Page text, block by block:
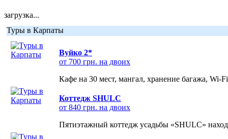
загрузка...
Туры в Карпаты
Вуйко 2*
от 700 грн. на двоих
Кафе на 30 мест, мангал, хранение багажа, Wi-
Коттедж SHULC
от 840 грн. на двоих
Пятиэтажный коттедж усадьбы «SHULC»